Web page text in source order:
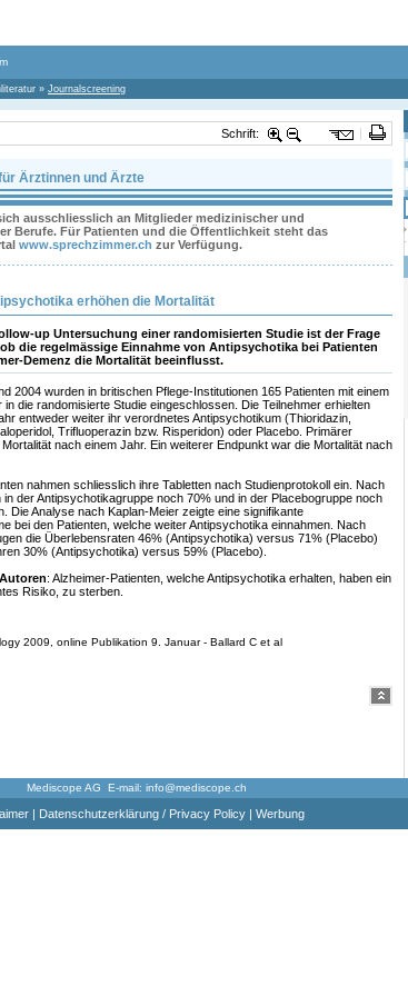
» Journalscreening
Schrift:
Ärztinnen und Ärzte
ausschliesslich an Mitglieder medizinischer und
Berufe. Für Patienten und die Öffentlichkeit steht das
www.sprechzimmer.ch zur Verfügung.
erhöhen die Mortalität
up Untersuchung einer randomisierten Studie ist der Frage
die regelmässige Einnahme von Antipsychotika bei Patienten
Demenz die Mortalität beeinflusst.
2004 wurden in britischen Pflege-Institutionen 165 Patienten mit einem
in die randomisierte Studie eingeschlossen. Die Teilnehmer erhielten
entweder weiter ihr verordnetes Antipsychotikum (Thioridazin,
Trifluoperazin bzw. Risperidon) oder Placebo. Primärer
nach einem Jahr. Ein weiterer Endpunkt war die Mortalität nach
nahmen schliesslich ihre Tabletten nach Studienprotokoll ein. Nach
in der Antipsychotikagruppe noch 70% und in der Placebogruppe noch
Die Analyse nach Kaplan-Meier zeigte eine signifikante
bei den Patienten, welche weiter Antipsychotika einnahmen. Nach
die Überlebensraten 46% (Antipsychotika) versus 71% (Placebo)
30% (Antipsychotika) versus 59% (Placebo).
: Alzheimer-Patienten, welche Antipsychotika erhalten, haben ein
Risiko, zu sterben.
2009, online Publikation 9. Januar - Ballard C et al
Mediscope AG E-mail: info@mediscope.ch
| Datenschutzerklärung / Privacy Policy| Werbung